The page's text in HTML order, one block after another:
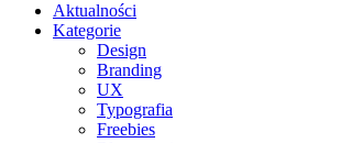
Aktualności
Kategorie
Design
Branding
UX
Typografia
Freebies